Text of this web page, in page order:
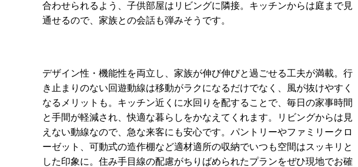
合わせられるよう、子供部屋はリビングに隣接。キッチンからは庭まで見
通せるので、家族との会話も弾みそうです。
デザイン性・機能性を両立し、家族が伸び伸びと過ごせる工夫が満載。行
き止まりのない回遊動線は移動がラクになるだけでなく、風が抜けやすく
なるメリットも。キッチン近くに水回りを配することで、毎日の家事時間
と手間が軽減され、快適な暮らしをかなえてくれます。リビングからは見
えない動線なので、急な来客にも安心です。パントリーやファミリークロ
ーゼット、可動式の造作棚など適材適所の収納でいつも空間はスッキリと
した印象に。住み手目線の配慮がちりばめられたプランをぜひ現地でお確